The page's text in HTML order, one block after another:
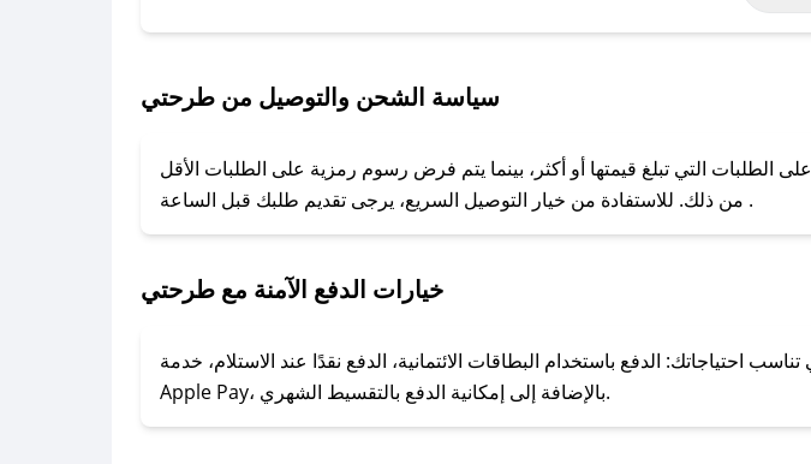
على تويتر أو البريد الإلكتروني، وسنقوم بحل المشكلة في أسرع وقت ممكن.
### ماذا أفعل إذا لم أجد كود خصم لمتجري المفضل؟
للحصول على كوبونات وخصومات حصرية، قم بما يلي:
- اضغط على أيقونة متابعة لمتجر طرحتي في تطبيق صحصح.
- تابع حسابنا الرسمي على تويتر وقم بتفعيل زر التنبيهات.
سياسة الشحن والتوصيل من طرحتي
التي تبلغ قيمتها أو أكثر، بينما يتم فرض رسوم رمزية على الطلبات الأقل
من ذلك. للاستفادة من خيار التوصيل السريع، يرجى تقديم طلبك قبل الساعة .
خيارات الدفع الآمنة مع طرحتي
احتياجاتك: الدفع باستخدام البطاقات الائتمانية، الدفع نقدًا عند الاستلام، خدمة
Apple Pay، بالإضافة إلى إمكانية الدفع بالتقسيط الشهري.